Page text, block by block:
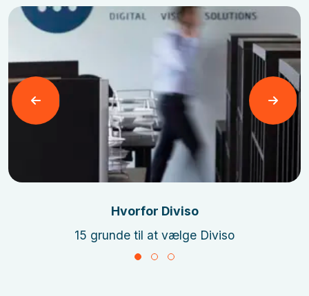
Læs mere
Hvorfor Diviso
15 grunde til at vælge Diviso